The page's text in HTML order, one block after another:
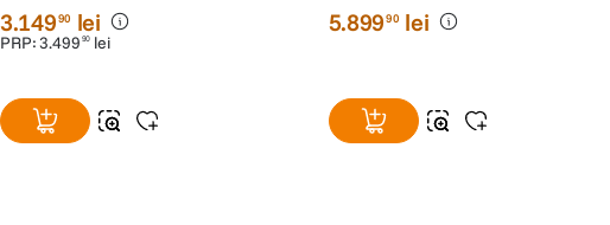
3.14990 lei
PRP:3.499 90 lei
5.89990 lei